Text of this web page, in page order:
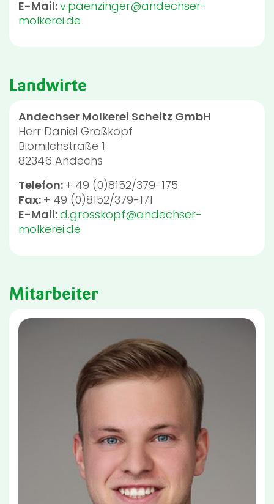
E-Mail:v.paenzinger@andechser-
molkerei.de
Landwirte
Andechser Molkerei Scheitz GmbH
Herr Daniel Großkopf
Biomilchstraße 1
82346 Andechs
Telefon: + 49 (0)8152/379-175
Fax: + 49 (0)8152/379-171
E-Mail:d.grosskopf@andechser-
molkerei.de
Mitarbeiter